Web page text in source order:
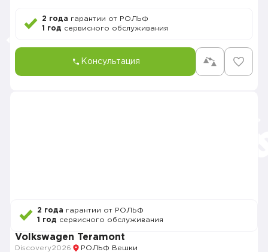
2 года гарантии от РОЛЬФ
1 год сервисного обслуживания
Консультация
2 года гарантии от РОЛЬФ
1 год сервисного обслуживания
Volkswagen Teramont
Discovery2026 РОЛЬФ Вешки